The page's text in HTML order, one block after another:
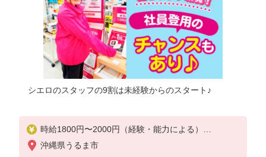
シエロのスタッフの9割は未経験からのスタート♪
時給1800円〜2000円（経験・能力による）
※残業代支給
★交通費別途支給（規定あり）
沖縄県うるま市